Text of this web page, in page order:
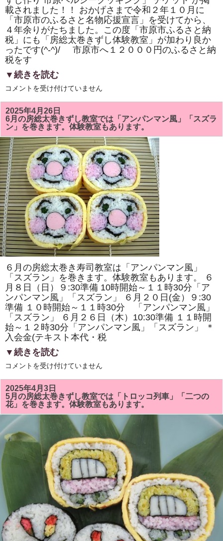
き
ま
し
た！！
は
載されました！！ おかげさまで令和２年１０月に
「市原市のふるさと名物応援宣言」を受けてから、
４年余りがたちました。この度「市原市ふるさと納
税」にも「房総太巻きずし体験教室」が加わり良か
ったです(^-^)/ 市原市へ１２０００円のふるさと納
税をす
▼続きを読む
市
市
「ふ
る
さ
と
納
税」
に
「株
式
会
社
サ
ン
パ
ー
ク・
市
原
ヘ
ル
シ
ー
ク
ッ
キ
ン
グ・
房
総
太
巻
き
寿
司
験」
掲
さ
れ
ま
し
た！！
は
コメントを受け付けていません
2025年4月26日
6月の房総太巻きずし教室では「アンパンマン風」「スズラ
ン」を巻きます。体験教室もあります。
６月の房総太巻き寿司教室は「アンパンマン風」
「スズラン」を巻きます。体験教室もあります。 ６
月８日（日）９:30準備 10時開始～１１時30分「ア
ンパンマン風」「スズラン」 ６月２０日(金）９:30
準備 １０時開始～１１時30分 「アンパンマン風」
「スズラン」 ６月２６日（木）10:30準備 １１時開
始～１２時30分「アンパンマン風」「スズラン」 ＊
入会金(テキスト本代・税
▼続きを読む
6
の
房
総
太
巻
き
ず
し
教
室
で
マ
ン
風」
「ス
ズ
ラ
ン」
コメントを受け付けていません
2025年4月3日
5月の房総太巻きずし教室では「トロッコ列車」「二つの
花」を巻きます。体験教室もあります。